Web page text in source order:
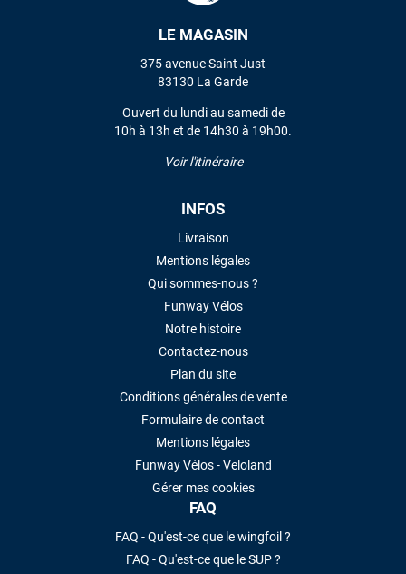
LE MAGASIN
375 avenue Saint Just
83130 La Garde
Ouvert du lundi au samedi de
10h à 13h et de 14h30 à 19h00.
Voir l'itinéraire
INFOS
Livraison
Mentions légales
Qui sommes-nous ?
Funway Vélos
Notre histoire
Contactez-nous
Plan du site
Conditions générales de vente
Formulaire de contact
Mentions légales
Funway Vélos - Veloland
Gérer mes cookies
FAQ
FAQ - Qu'est-ce que le wingfoil ?
FAQ - Qu'est-ce que le SUP ?
LAISSER UN AVIS